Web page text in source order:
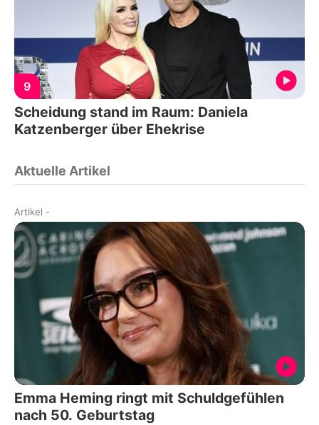
9
Scheidung stand im Raum: Daniela
Katzenberger über Ehekrise
Aktuelle Artikel
Artikel -
Emma Heming ringt mit Schuldgefühlen
nach 50. Geburtstag